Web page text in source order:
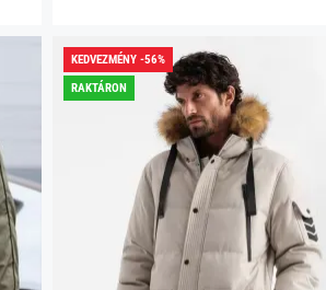
KEDVEZMÉNY -56%
RAKTÁRON